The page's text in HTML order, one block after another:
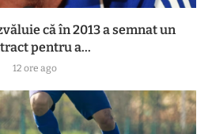
că în 2013 a semnat un
pentru a...
12 ore ago